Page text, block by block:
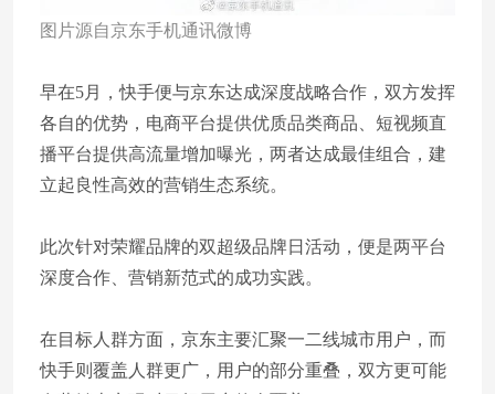
图片源自京东手机通讯微博
早在5月，快手便与京东达成深度战略合作，双方发挥
各自的优势，电商平台提供优质品类商品、短视频直
播平台提供高流量增加曝光，两者达成最佳组合，建
立起良性高效的营销生态系统。
此次针对荣耀品牌的双超级品牌日活动，便是两平台
深度合作、营销新范式的成功实践。
在目标人群方面，京东主要汇聚一二线城市用户，而
快手则覆盖人群更广，用户的部分重叠，双方更可能